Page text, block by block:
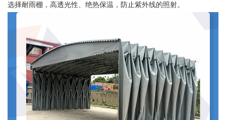
选择耐雨棚，高透光性、绝热保温，防止紫外线的照射。